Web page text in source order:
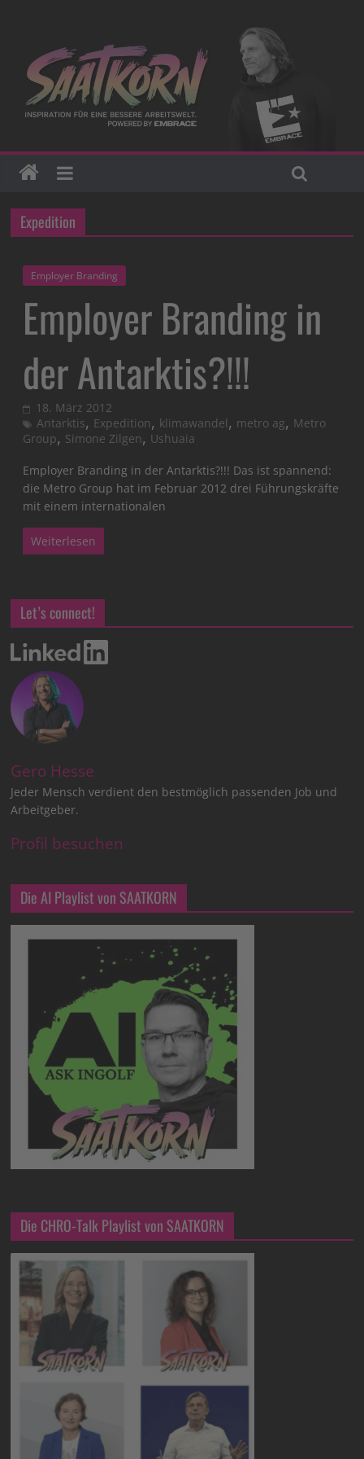
Expedition
Employer Branding
Employer Branding in
der Antarktis?!!!
18. März 2012
Antarktis, Expedition, klimawandel, metro ag, Metro
Group, Simone Zilgen, Ushuaia
Employer Branding in der Antarktis?!!! Das ist spannend:
die Metro Group hat im Februar 2012 drei Führungskräfte
mit einem internationalen
Weiterlesen
Let’s connect!
Gero Hesse
Jeder Mensch verdient den bestmöglich passenden Job und
Arbeitgeber.
Profil besuchen
Die AI Playlist von SAATKORN
Die CHRO-Talk Playlist von SAATKORN